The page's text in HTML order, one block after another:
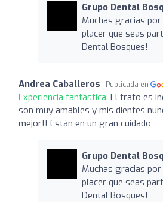
Grupo Dental
Muchas gracias
placer que seas
Dental Bosques!
Andrea Caballeros Publicada en
Experiencia fantástica: El trato es
son muy amables y mis dientes
mejor!! Están en un gran cuidado
Grupo Dental
Muchas gracias
placer que seas
Dental Bosques!